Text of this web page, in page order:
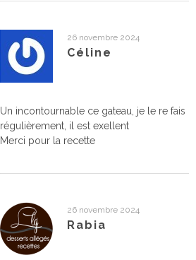
26 novembre 2024
Céline
Un incontournable ce gateau, je le re fais
régulièrement, il est exellent
Merci pour la recette
26 novembre 2024
Rabia